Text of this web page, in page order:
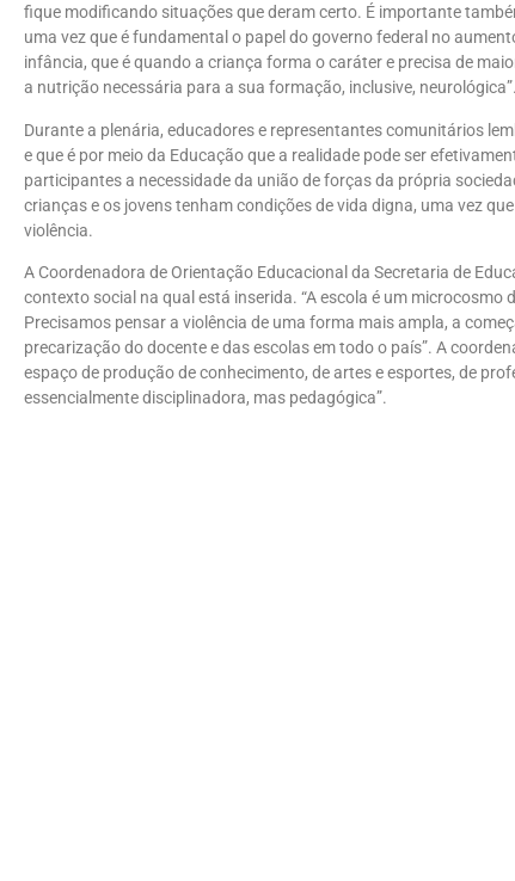
fique modificando situações que deram certo. É importante
uma vez que é fundamental o papel do governo federal no
infância, que é quando a criança forma o caráter e precisa de
a nutrição necessária para a sua formação, inclusive, neurológica”.
Durante a plenária, educadores e representantes comunitários
e que é por meio da Educação que a realidade pode ser
participantes a necessidade da união de forças da própria
crianças e os jovens tenham condições de vida digna, uma vez
violência.
A Coordenadora de Orientação Educacional da Secretaria de
contexto social na qual está inserida. “A escola é um microcosmo
Precisamos pensar a violência de uma forma mais ampla, a
precarização do docente e das escolas em todo o país”. A
espaço de produção de conhecimento, de artes e esportes, de
essencialmente disciplinadora, mas pedagógica”.